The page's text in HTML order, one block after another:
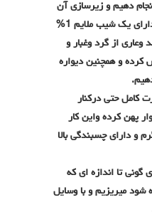
دهیم و زیرسازی آن
کاملا صاف و بدون خلل و فرج بوده و دارای یک شیب ملایم 1%
وعاری از گرد وغبار و
و همچنین دیواره
کامل حتی درکنار
دیوار پهن کرده واین کار
و دارای چسبندگی بالا
لایه قیر شل یا قیر60.70 روی گونی تا اندازه ای که
میریزیم و با وسایل